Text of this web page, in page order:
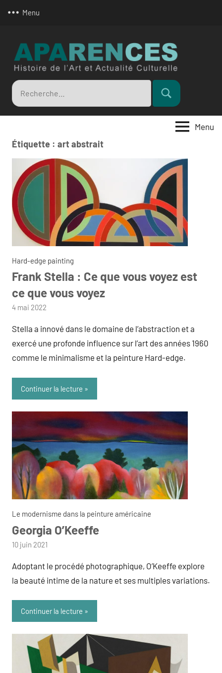
Menu
Recherche
pour
:
Rechercher
Menu
Étiquette : art abstrait
Hard-edge painting
Frank Stella : Ce que vous voyez est
ce que vous voyez
par
4 mai 2022
Stella a innové dans le domaine de l’abstraction et a
exercé une profonde influence sur l’art des années 1960
comme le minimalisme et la peinture Hard-edge.
Continuer la lecture
Le modernisme dans la peinture américaine
Georgia O’Keeffe
par
10 juin 2021
Adoptant le procédé photographique, O’Keeffe explore
la beauté intime de la nature et ses multiples variations.
Continuer la lecture